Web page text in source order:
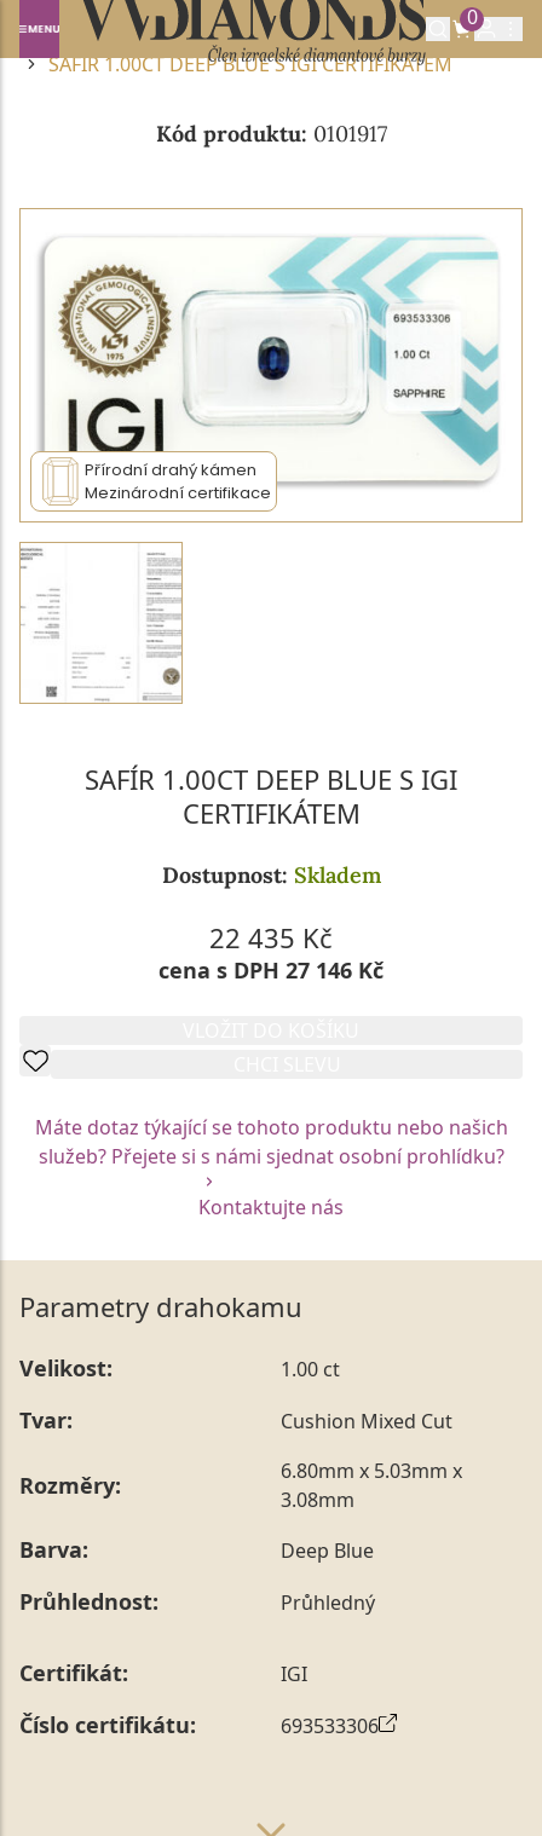
0
Domů DRAHOKAMY A POLODRAHOKAMY
SAFÍR
SAFÍR 1.00CT DEEP BLUE S IGI CERTIFIKÁTEM
Kód produktu: 0101917
Přírodní drahý kámen
Mezinárodní certifikace
SAFÍR 1.00CT DEEP BLUE S IGI
CERTIFIKÁTEM
Dostupnost: Skladem
22 435 Kč
cena s DPH 27 146 Kč
Máte dotaz týkající se tohoto produktu nebo našich
služeb? Přejete si s námi sjednat osobní prohlídku?
Kontaktujte nás
Parametry drahokamu
Velikost: 1.00 ct
Tvar: Cushion Mixed Cut
Rozměry:
6.80mm x 5.03mm x
3.08mm
Barva: Deep Blue
Průhlednost: Průhledný
Certifikát: IGI
Číslo certifikátu: 693533306